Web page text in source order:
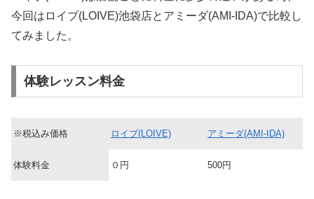
今回はロイブ(LOIVE)池袋店とアミーダ(AMI-IDA)で比較し
てみました。
体験レッスン料金
※税込み価格 ロイブ(LOIVE) アミーダ(AMI-IDA)
体験料金 ０円 500円